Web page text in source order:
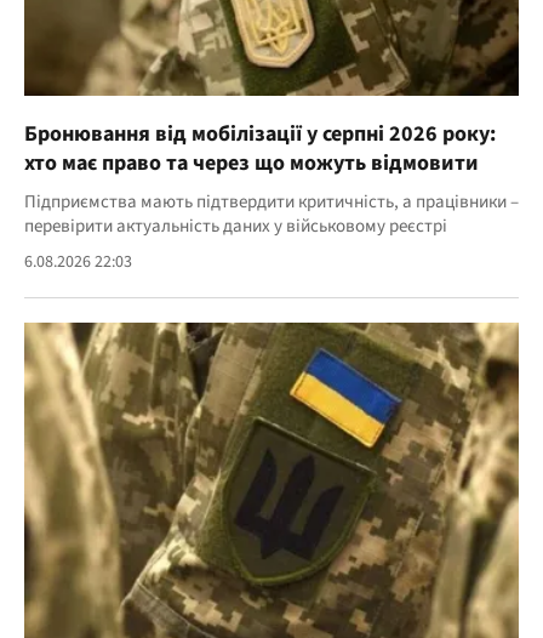
Бронювання від мобілізації у серпні 2026 року:
хто має право та через що можуть відмовити
Підприємства мають підтвердити критичність, а працівники –
перевірити актуальність даних у військовому реєстрі
6.08.2026 22:03